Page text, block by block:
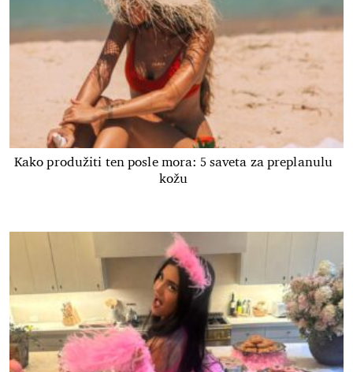
Kako produžiti ten posle mora: 5 saveta za preplanulu
kožu